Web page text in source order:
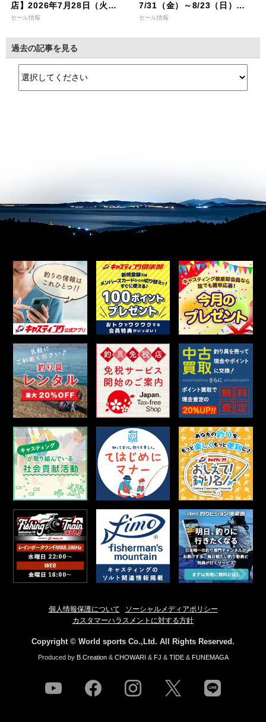
店】2026年7月28日（火…
セール情報
7/31（金）～8/23（日）…
セール情報
過去の記事を見る
個人情報保護について
ソーシャルメディアポリシー
カスタマーハラスメントに対する方針
Copyright © World sports Co.,Ltd. All Rights Reserved.
Produced by B.Creation&CHOWARI & FJ &TIDE& FUNEMAGA
youtube facebook instagram line